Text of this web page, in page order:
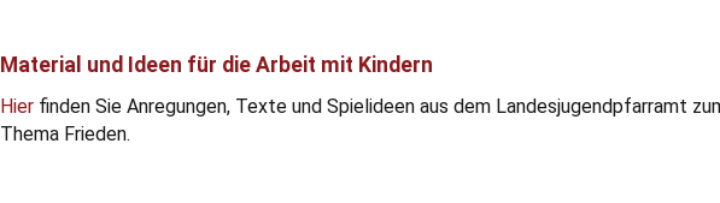
Material und Ideen für die Arbeit mit Kindern
Hierfinden Sie Anregungen, Texte und Spielideen aus dem Landesjugendpfarramt
Thema Frieden.